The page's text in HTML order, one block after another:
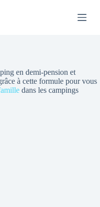
en demi-pension et
à cette formule pour vous
dans les campings